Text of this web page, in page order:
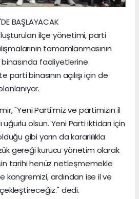
BAŞLAYACAK
ilçe yönetimi, parti
tamamlanmasının
faaliyetlerine
binasının açılışı için de
"Yeni Parti'miz ve partimizin il
uğurlu olsun. Yeni Parti iktidarı için
gibi yarın da kararlılıkla
gereği kurucu yönetim olarak
tarihi henüz netleşmemekle
kongremizi, ardından ise il ve
dedi.